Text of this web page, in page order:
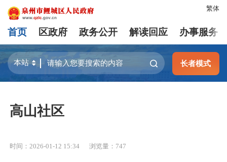
繁体
首页 区政府 政务公开 解读回应 办事服务
长者模式
高山社区
时间：2026-01-12 15:34 浏览量： 747